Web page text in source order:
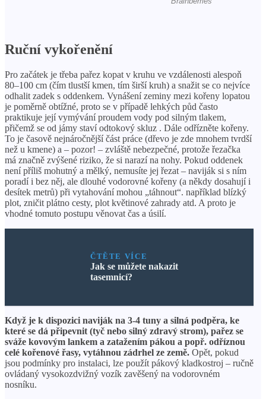
Ruční vykořenění
Pro začátek je třeba pařez kopat v kruhu ve vzdálenosti alespoň
80–100 cm (čím tlustší kmen, tím širší kruh) a snažit se co nejvíce
odhalit zadek s oddenkem. Vynášení zeminy mezi kořeny lopatou
je poměrně obtížné, proto se v případě lehkých půd často
praktikuje její vymývání proudem vody pod silným tlakem,
přičemž se od jámy staví odtokový skluz . Dále odřízněte kořeny.
To je časově nejnáročnější část práce (dřevo je zde mnohem tvrdší
než u kmene) a – pozor! – zvláště nebezpečné, protože řezačka
má značně zvýšené riziko, že si narazí na nohy. Pokud oddenek
není příliš mohutný a mělký, nemusíte jej řezat – naviják si s ním
poradí i bez něj, ale dlouhé vodorovné kořeny (a někdy dosahují i ​​
desítek metrů) při vytahování mohou „táhnout“. například blízký
plot, zničit plátno cesty, plot květinové zahrady atd. A proto je
vhodné tomuto postupu věnovat čas a úsilí.
ČTĚTE VÍCE
Jak se můžete nakazit
tasemnicí?
Když je k dispozici naviják na 3-4 tuny a silná podpěra, ke
které se dá připevnit (tyč nebo silný zdravý strom), pařez se
sváže kovovým lankem a zatažením pákou a popř. odříznou
celé kořenové řasy, vytáhnou zádrhel ze země. Opět, pokud
jsou podmínky pro instalaci, lze použít pákový kladkostroj – ručně
ovládaný vysokozdvižný vozík zavěšený na vodorovném
nosníku.